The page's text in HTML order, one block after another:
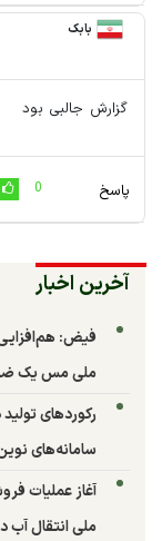
بابک
گزارش جالبی بود
پاسخ 0
آخرین اخبار
فیض:
ملی مس یک
رکوردهای
سامانه‌های
آغاز عملیات
ملی انتقال آب در